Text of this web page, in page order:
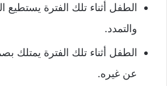
الطفل أثناء تلك الفترة يستطيع
والتمدد.
الطفل أثناء تلك الفترة يمتلك
عن غيره.